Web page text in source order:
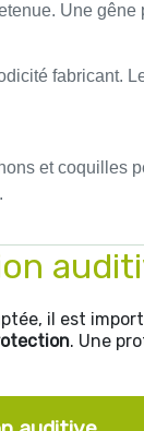
Une
fabricant.
et coquilles
il est
. Une